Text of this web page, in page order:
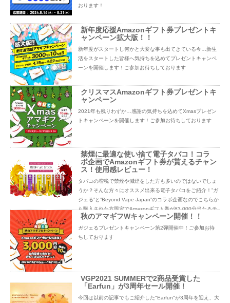
おります！
新年度応援Amazonギフト券プレゼントキ
ャンペーン拡大版！！
新年度がスタートし何かと大変な事も出てきている今…新生
活をスタートした皆様へ気持ちを込めてプレゼントキャンペ
ーンを開催します！ご参加お待ちしております
クリスマスAmazonギフト券プレゼントキ
ャンペーン
2021年も残りわずか…感謝の気持ちを込めてXmasプレゼン
トキャンペーンを開催します！ご参加お待ちしております
禁煙に最適な使い捨て電子タバコ！コラ
ボ企画でAmazonギフト券が貰えるチャン
ス！使用感レビュー！
タバコの増税で禁煙や減煙をした方も多いのではないでしょ
うか？そんな方々にオススメ出来る電子タバコをご紹介！”ガ
ジェる”と”Beyond Vape Japan”のコラボ企画なのでこちらか
ら購入された方限定でAmazonギフト券が¥3,000分当たるチ
ャンスです！
秋のアマギフWキャンペーン開催！！
ガジェるプレゼントキャンペーン第2弾開催中！ご参加お待
ちしております
VGP2021 SUMMERで2商品受賞した
「Earfun」が3周年セール開催！
今回は以前の記事でもご紹介した"Earfun"が3周年を迎え、大